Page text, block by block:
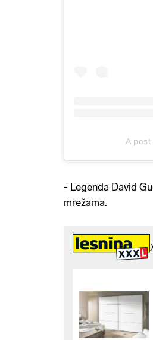
A
- Legenda David
mrežama.